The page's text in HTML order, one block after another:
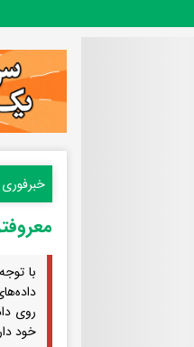
خبرفوری
با
روی
خود